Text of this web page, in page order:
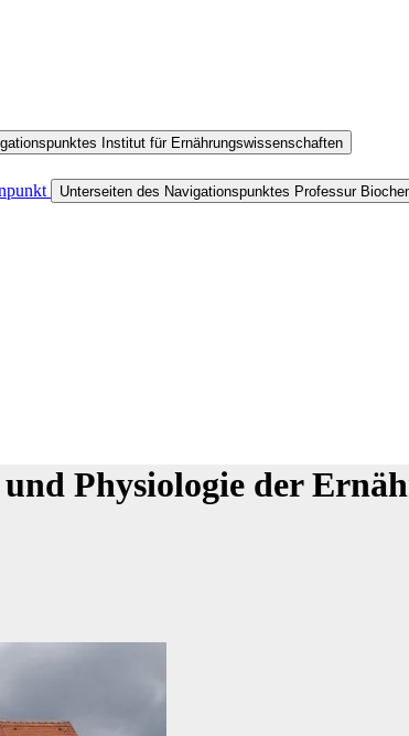
Institut für Ernährungswissenschaften
Unterseiten des Navigationspunktes Professur
Physiologie der